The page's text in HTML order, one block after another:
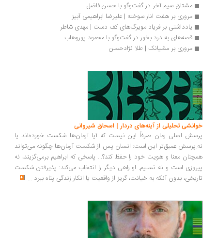
مشتاق سیم آخر در گفت‌وگو با حسن فاضل
مروری بر هفت انار سوخته | علیرضا ابراهیمی آبیز
یادداشتی بر فریاد مویرگ‌های کف دست | مهدی شاطر
قصه‌های به‌ درد بخور در گفت‌وگو با محمود پوروهاب
مروری بر مشیانک | طلا نژادحسن
تحلیلی از آینه‌های دردار | اسحاق شیروانی
اصلی رمان صرفاً این نیست که آیا آرمان‌ها شکست خورده‌اند یا
عمیق‌تر این است: انسان پس از شکست آرمان‌ها چگونه می‌تواند
معنا و هویت خود را حفظ کند؟... پاسخی که ابراهیم برمی‌گزیند، نه
است و نه تسلیم. او راهی دیگر را انتخاب می‌کند: پذیرفتن شکست
بدون آنکه به خیانت، گریز از واقعیت یا انکار زندگی پناه ببرد...